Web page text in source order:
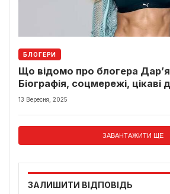
БЛОГЕРИ
Що відомо про блогера
Біографія, соцмережі, цікаві
13 Вересня, 2025
ЗАВАНТАЖИТИ ЩЕ
ЗАЛИШИТИ ВІДПОВІДЬ